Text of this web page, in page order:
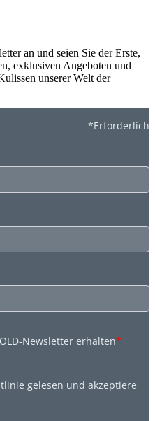
an und seien Sie der Erste,
exklusiven Angeboten und
unserer Welt der
*Erforderlich
Newsletter erhalten*
gelesen und akzeptiere